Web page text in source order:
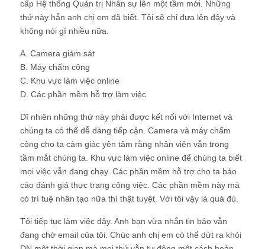
cấp Hệ thống Quản trị Nhân sự lên một tầm mới. Những
thứ này hẳn anh chị em đã biết. Tôi sẽ chỉ đưa lên đây và
không nói gì nhiều nữa.
A. Camera giám sát
B. Máy chấm công
C. Khu vực làm việc online
D. Các phần mềm hỗ trợ làm việc
Dĩ nhiên những thứ này phải được kết nối với Internet và
chúng ta có thể dễ dàng tiếp cận. Camera và máy chấm
công cho ta cảm giác yên tâm rằng nhân viên vẫn trong
tầm mắt chúng ta. Khu vực làm việc online để chúng ta biết
mọi việc vẫn đang chạy. Các phần mềm hỗ trợ cho ta báo
cáo đánh giá thực trạng công việc. Các phần mềm này mà
có trí tuệ nhân tạo nữa thì thật tuyệt. Với tôi vậy là quá đủ.
Tôi tiếp tục làm việc đây. Anh bạn vừa nhắn tin bảo vẫn
đang chờ email của tôi. Chúc anh chị em có thể dứt ra khỏi